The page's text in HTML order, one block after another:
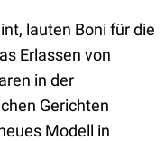
lauten Boni für die
Erlassen von
in der
Gerichten
Modell in